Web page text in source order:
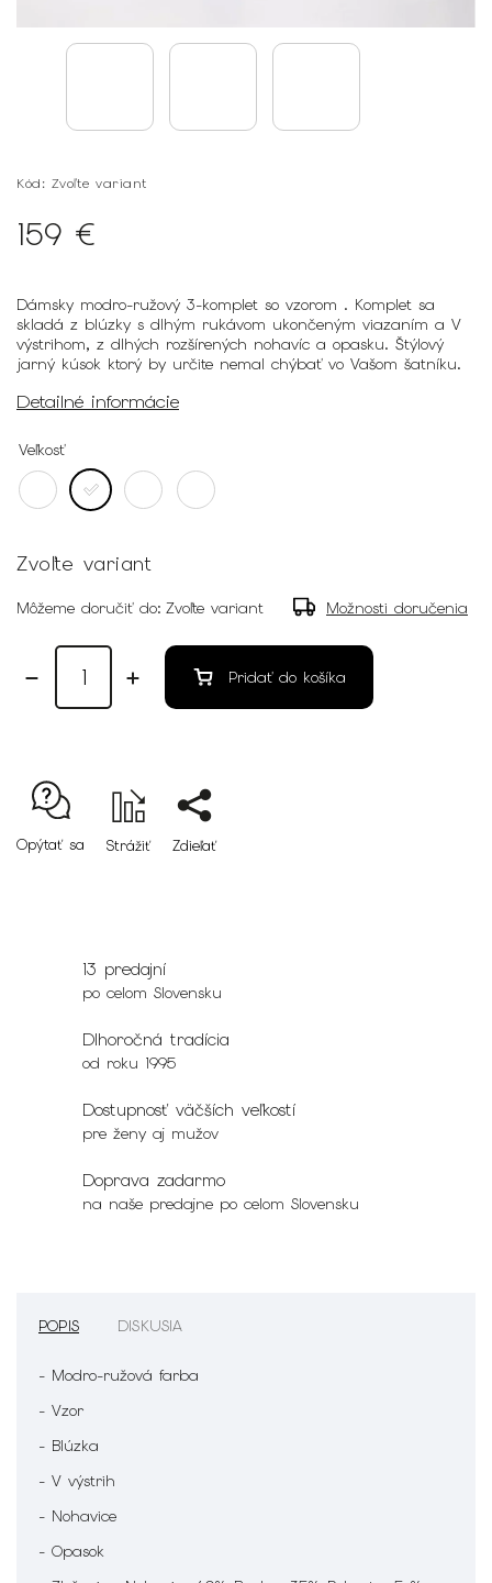
Kód: Zvoľte variant
159 €
Dámsky modro-ružový 3-komplet so vzorom . Komplet sa
skladá z blúzky s dlhým rukávom ukončeným viazaním a V
výstrihom, z dlhých rozšírených nohavíc a opasku. Štýlový
jarný kúsok ktorý by určite nemal chýbať vo Vašom šatníku.
Detailné informácie
Veľkosť
Zvoľte variant
Môžeme doručiť do: Zvoľte variant Možnosti doručenia
Pridať do košíka
Opýtať sa Strážiť Zdieľať
13 predajní
po celom Slovensku
Dlhoročná tradícia
od roku 1995
Dostupnosť väčších veľkostí
pre ženy aj mužov
Doprava zadarmo
na naše predajne po celom Slovensku
POPIS DISKUSIA
- Modro-ružová farba
- Vzor
- Blúzka
- V výstrih
- Nohavice
- Opasok